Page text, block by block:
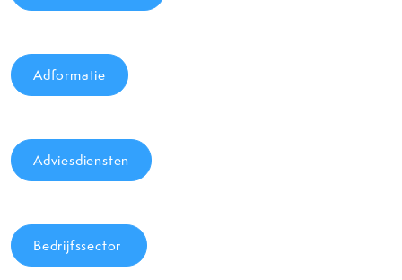
Adformatie
Adviesdiensten
Bedrijfssector